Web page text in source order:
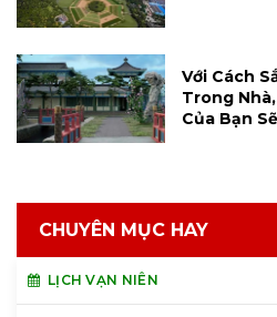
Với Cách
Trong
Của Bạn
CHUYÊN MỤC HAY
LỊCH VẠN NIÊN